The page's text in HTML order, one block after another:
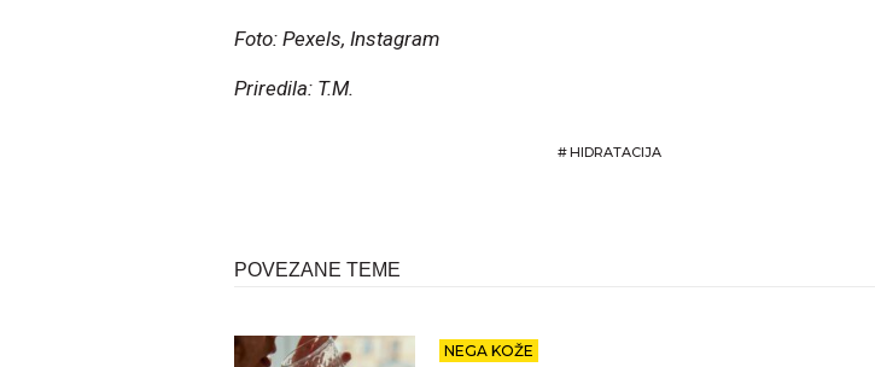
Foto: Pexels, Instagram
Priredila: T.M.
#HIDRATACIJA
POVEZANE TEME
NEGA KOŽE